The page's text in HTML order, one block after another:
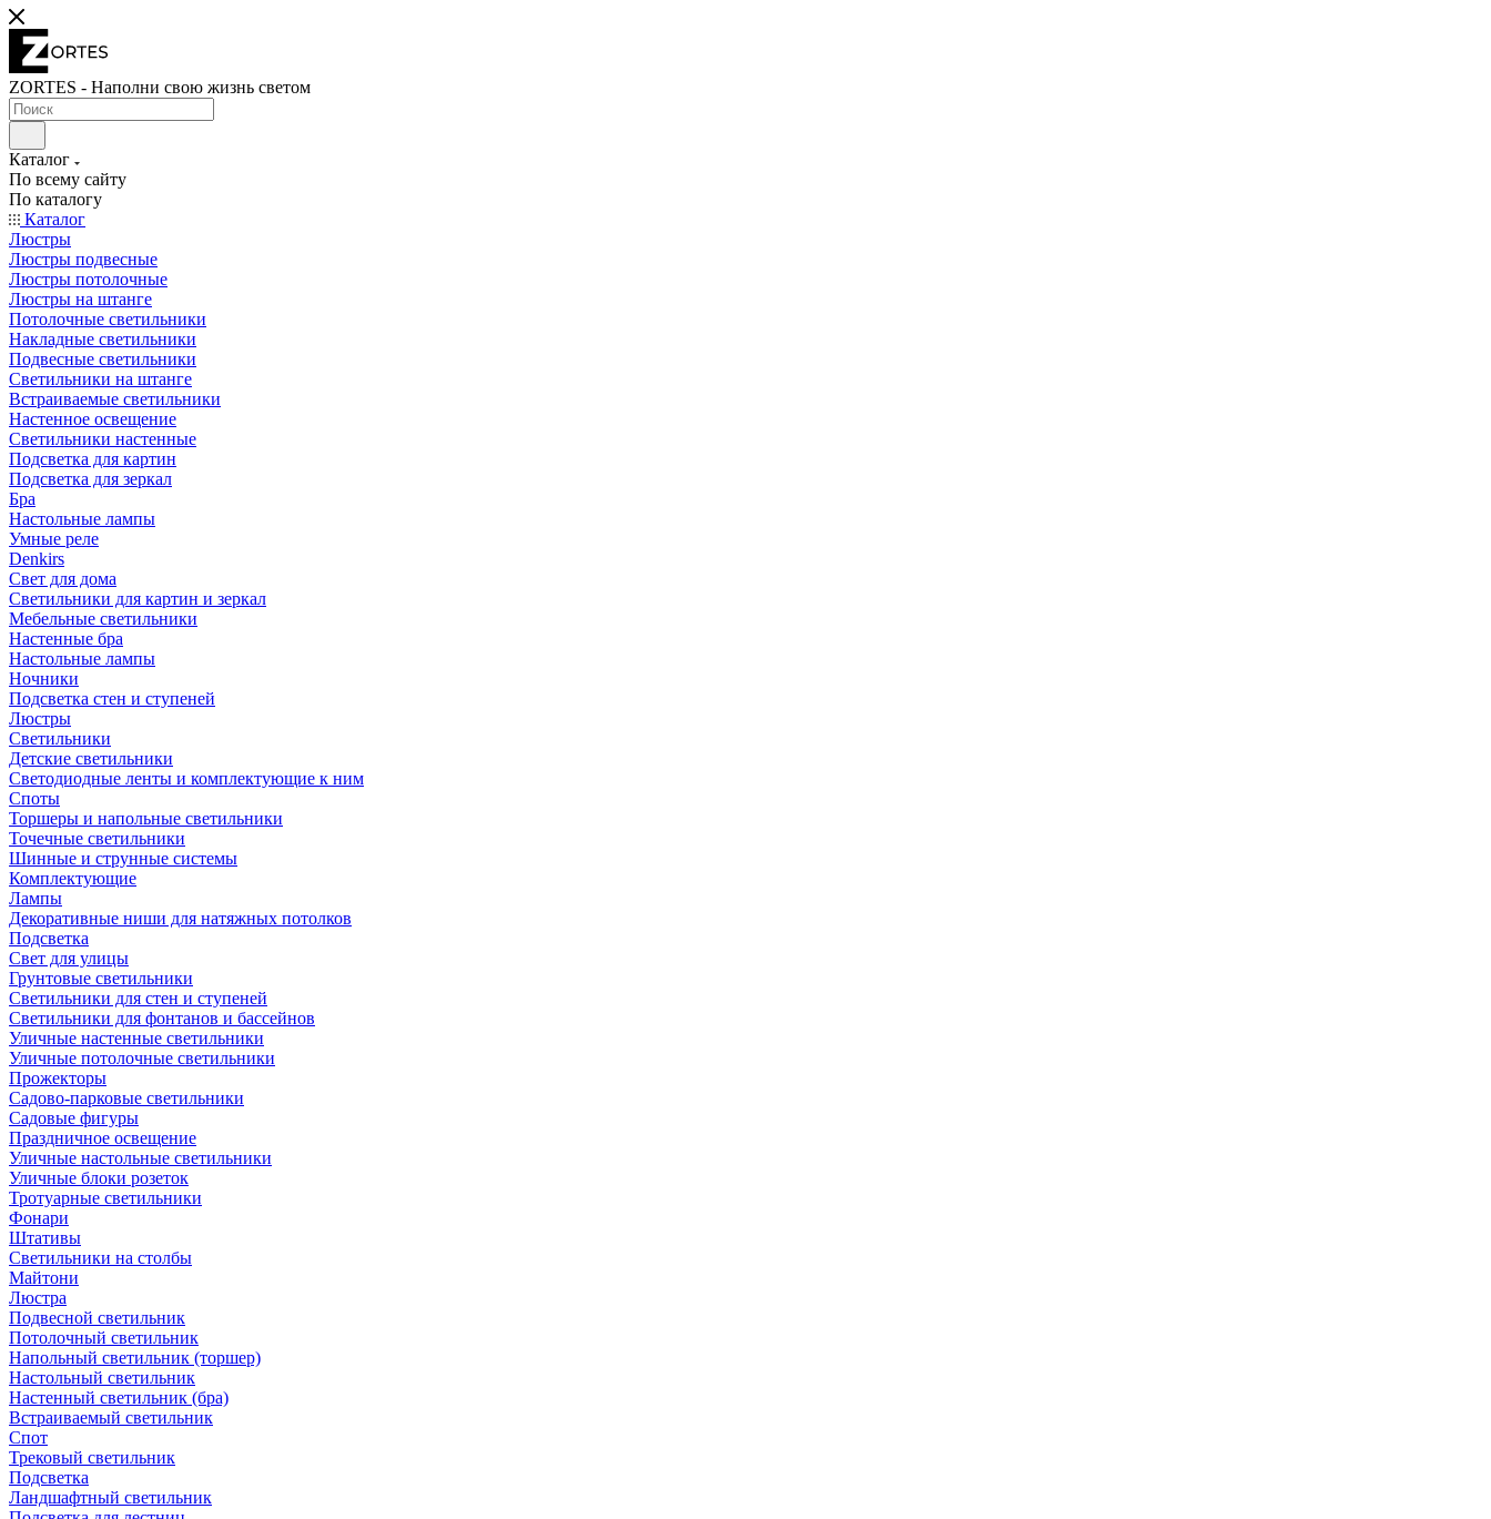
ZORTES - Наполни свою жизнь светом
Каталог
По всему сайту
По каталогу
Каталог
Люстры
Люстры подвесные
Люстры потолочные
Люстры на штанге
Потолочные светильники
Накладные светильники
Подвесные светильники
Светильники на штанге
Встраиваемые светильники
Настенное освещение
Светильники настенные
Подсветка для картин
Подсветка для зеркал
Бра
Настольные лампы
Умные реле
Denkirs
Свет для дома
Светильники для картин и зеркал
Мебельные светильники
Настенные бра
Настольные лампы
Ночники
Подсветка стен и ступеней
Люстры
Светильники
Детские светильники
Светодиодные ленты и комплектующие к ним
Споты
Торшеры и напольные светильники
Точечные светильники
Шинные и струнные системы
Комплектующие
Лампы
Декоративные ниши для натяжных потолков
Подсветка
Свет для улицы
Грунтовые светильники
Светильники для стен и ступеней
Светильники для фонтанов и бассейнов
Уличные настенные светильники
Уличные потолочные светильники
Прожекторы
Садово-парковые светильники
Садовые фигуры
Праздничное освещение
Уличные настольные светильники
Уличные блоки розеток
Тротуарные светильники
Фонари
Штативы
Светильники на столбы
Майтони
Люстра
Подвесной светильник
Потолочный светильник
Напольный светильник (торшер)
Настольный светильник
Настенный светильник (бра)
Встраиваемый светильник
Спот
Трековый светильник
Подсветка
Ландшафтный светильник